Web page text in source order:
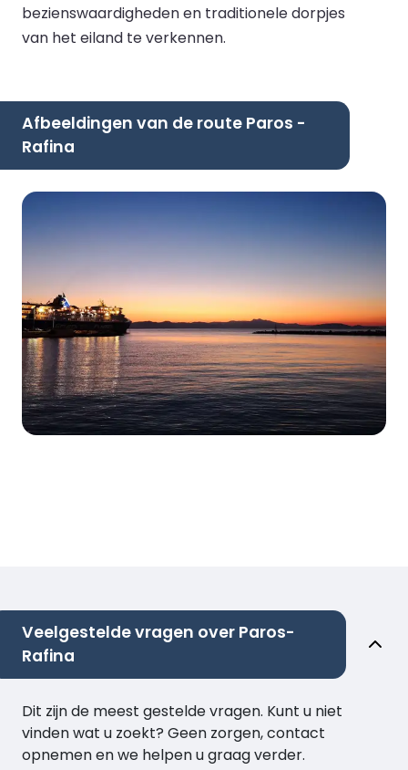
bezienswaardigheden en traditionele dorpjes
van het eiland te verkennen.
Afbeeldingen van de route Paros -
Rafina
Veelgestelde vragen over Paros-
Rafina
Dit zijn de meest gestelde vragen. Kunt u niet
vinden wat u zoekt? Geen zorgen, contact
opnemen en we helpen u graag verder.